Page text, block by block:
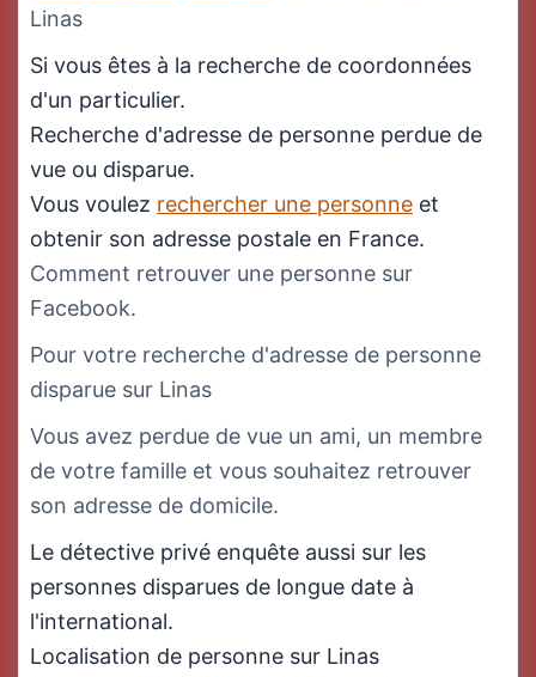
Linas
Si vous êtes à la recherche de coordonnées
d'un particulier.
Recherche d'adresse de personne perdue de
vue ou disparue.
Vous voulez rechercher une personne et
obtenir son adresse postale en France.
Comment retrouver une personne sur
Facebook.
Pour votre recherche d'adresse de personne
disparue sur Linas
Vous avez perdue de vue un ami, un membre
de votre famille et vous souhaitez retrouver
son adresse de domicile.
Le détective privé enquête aussi sur les
personnes disparues de longue date à
l'international.
Localisation de personne sur Linas